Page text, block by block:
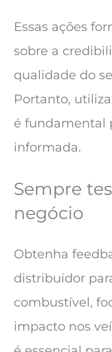
Essas ações
sobre a
qualidade do
Portanto,
é fundamental
informada.
Sempre
negócio
Obtenha
distribuidor
combustível,
impacto nos